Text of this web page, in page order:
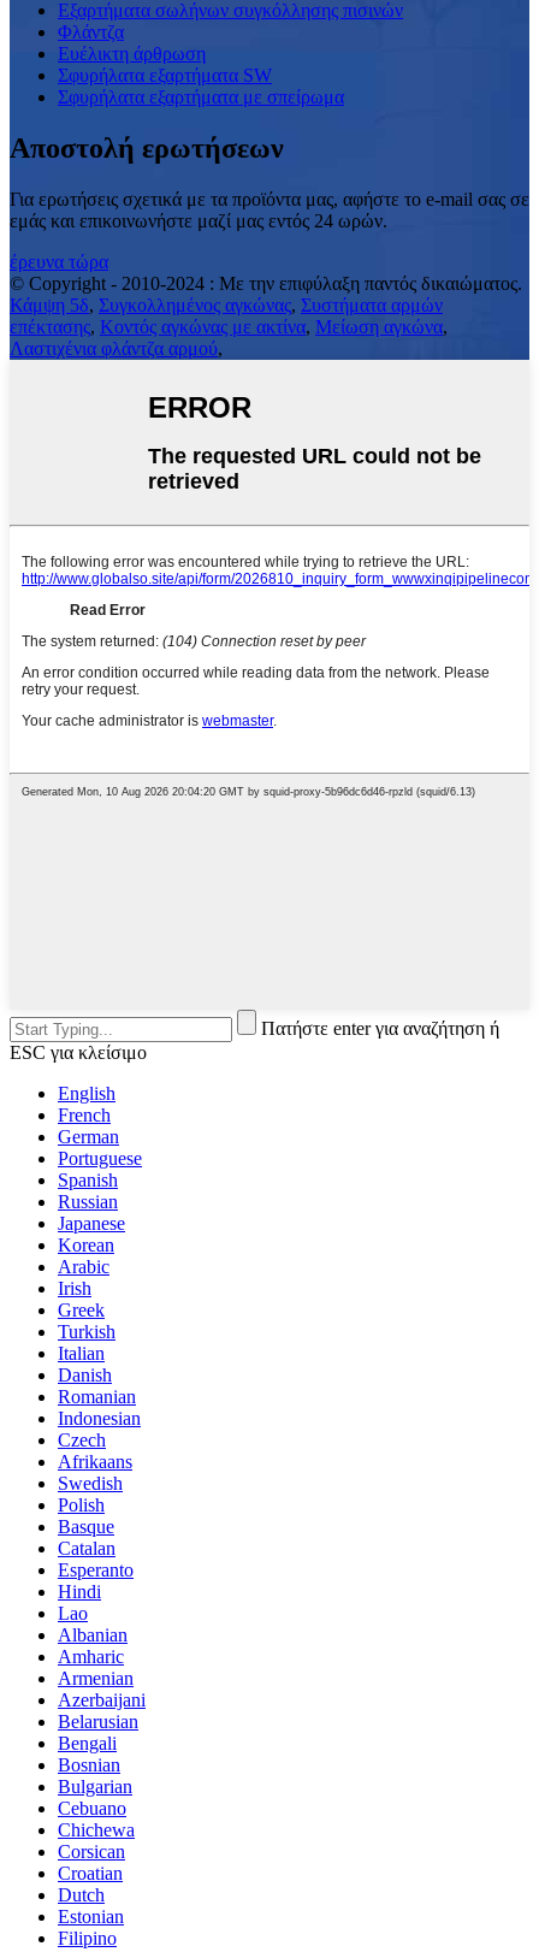
Εξαρτήματα σωλήνων συγκόλλησης πισινών
Φλάντζα
Ευέλικτη άρθρωση
Σφυρήλατα εξαρτήματα SW
Σφυρήλατα εξαρτήματα με σπείρωμα
Αποστολή ερωτήσεων
Για ερωτήσεις σχετικά με τα προϊόντα μας, αφήστε το e-mail σας σε
εμάς και επικοινωνήστε μαζί μας εντός 24 ωρών.
έρευνα τώρα
© Copyright - 2010-2024 : Με την επιφύλαξη παντός δικαιώματος.
Κάμψη 5δ, Συγκολλημένος αγκώνας, Συστήματα αρμών
επέκτασης, Κοντός αγκώνας με ακτίνα, Μείωση αγκώνα,
Λαστιχένια φλάντζα αρμού,
Πατήστε enter για αναζήτηση ή
ESC για κλείσιμο
English
French
German
Portuguese
Spanish
Russian
Japanese
Korean
Arabic
Irish
Greek
Turkish
Italian
Danish
Romanian
Indonesian
Czech
Afrikaans
Swedish
Polish
Basque
Catalan
Esperanto
Hindi
Lao
Albanian
Amharic
Armenian
Azerbaijani
Belarusian
Bengali
Bosnian
Bulgarian
Cebuano
Chichewa
Corsican
Croatian
Dutch
Estonian
Filipino